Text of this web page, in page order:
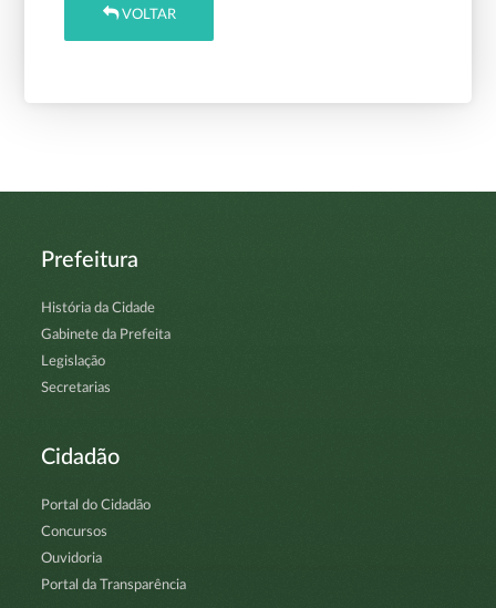
VOLTAR
Prefeitura
História da Cidade
Gabinete da Prefeita
Legislação
Secretarias
Cidadão
Portal do Cidadão
Concursos
Ouvidoria
Portal da Transparência